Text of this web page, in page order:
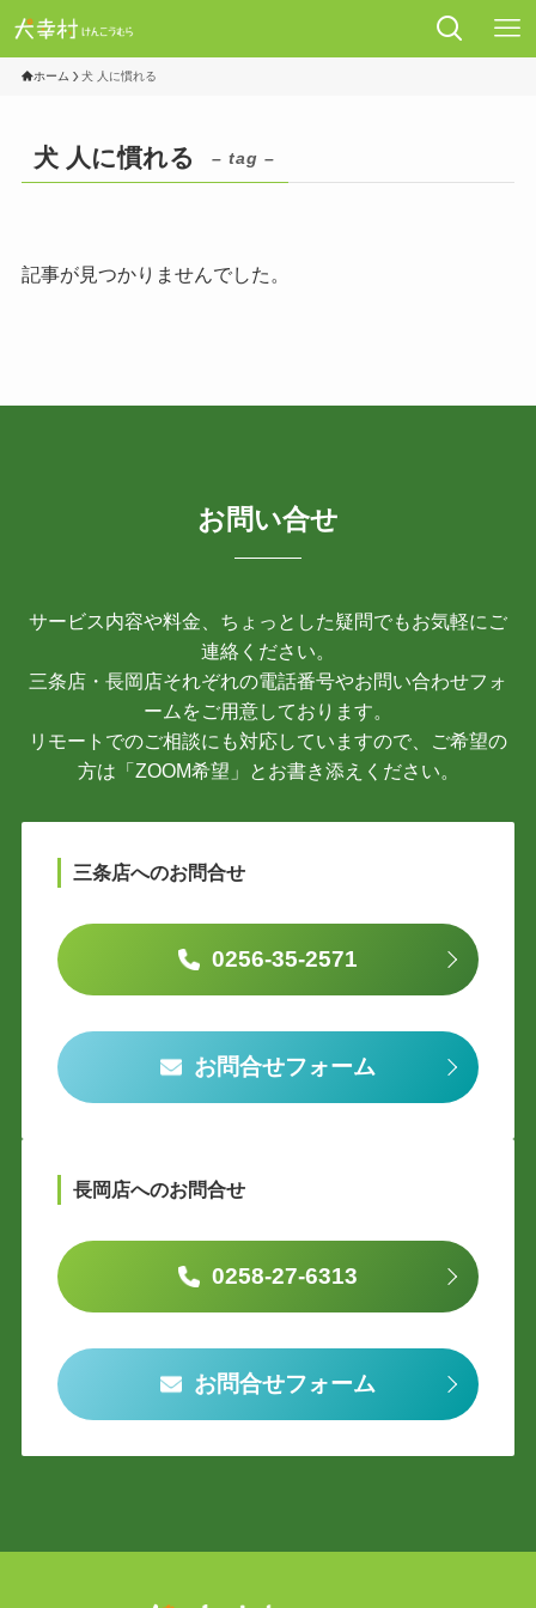
ホーム 犬 人に慣れる
犬 人に慣れる – tag –
記事が見つかりませんでした。
お問い合せ
サービス内容や料金、ちょっとした疑問でもお気軽にご
連絡ください。
三条店・長岡店それぞれの電話番号やお問い合わせフォ
ームをご用意しております。
リモートでのご相談にも対応していますので、ご希望の
方は「ZOOM希望」とお書き添えください。
三条店へのお問合せ
0256-35-2571
お問合せフォーム
長岡店へのお問合せ
0258-27-6313
お問合せフォーム